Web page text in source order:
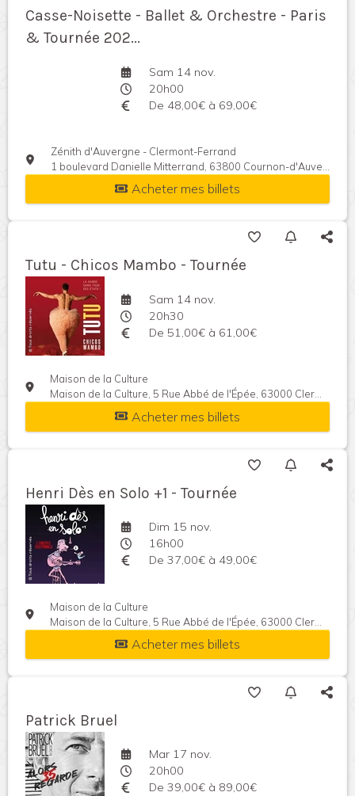
Casse-Noisette - Ballet & Orchestre - Paris
& Tournée 202...
Sam 14 nov.
20h00
De 48,00€ à 69,00€
Zénith d'Auvergne - Clermont-Ferrand
1 boulevard Danielle Mitterrand, 63800 Cournon-d'Auvergne, France
Acheter mes billets
Tutu - Chicos Mambo - Tournée
Sam 14 nov.
20h30
De 51,00€ à 61,00€
Maison de la Culture
Maison de la Culture, 5 Rue Abbé de l'Épée, 63000 Clermont-Ferrand, France
Acheter mes billets
Henri Dès en Solo +1 - Tournée
Dim 15 nov.
16h00
De 37,00€ à 49,00€
Maison de la Culture
Maison de la Culture, 5 Rue Abbé de l'Épée, 63000 Clermont-Ferrand, France
Acheter mes billets
Patrick Bruel
Mar 17 nov.
20h00
De 39,00€ à 89,00€